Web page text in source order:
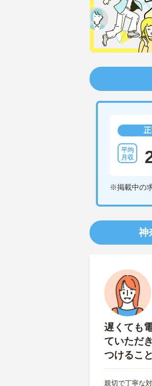
※掲載中の
神
遅くても
ていただ
つけるこ
親切で丁寧な